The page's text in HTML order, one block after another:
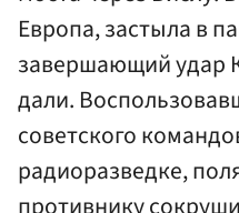
Европа, застыла в
завершающий удар
дали.
советского
радиоразведке,